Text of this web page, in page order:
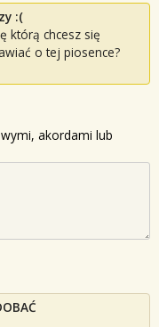
:(
którą chcesz się
o tej piosence?
akordami lub